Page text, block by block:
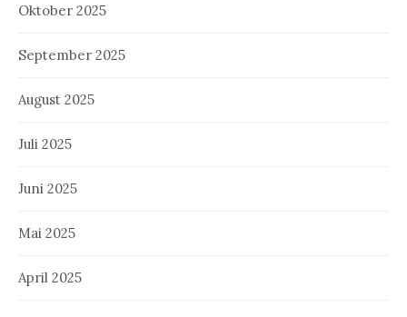
Oktober 2025
September 2025
August 2025
Juli 2025
Juni 2025
Mai 2025
April 2025